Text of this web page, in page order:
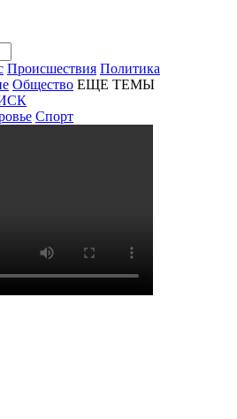
Происшествия Политика
Общество ЕЩЕ ТЕМЫ
Спорт